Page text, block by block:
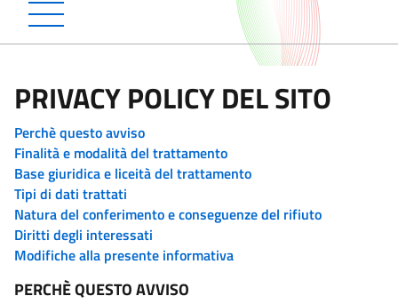
PRIVACY POLICY DEL SITO
Perchè questo avviso
Finalità e modalità del trattamento
Base giuridica e liceità del trattamento
Tipi di dati trattati
Natura del conferimento e conseguenze del rifiuto
Diritti degli interessati
Modifiche alla presente informativa
PERCHÈ QUESTO AVVISO